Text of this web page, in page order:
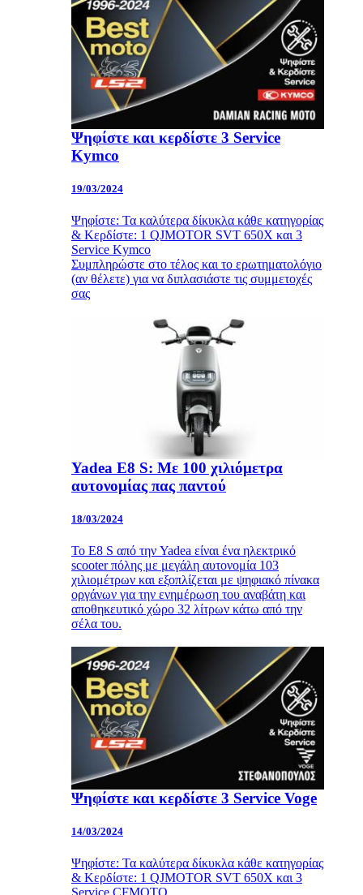
Ψηφίστε και κερδίστε 3 Service
Kymco
19/03/2024
Ψηφίστε: Τα καλύτερα δίκυκλα κάθε κατηγορίας
& Κερδίστε: 1 QJMOTOR SVT 650X και 3
Service Kymco
Συμπληρώστε στο τέλος και το ερωτηματολόγιο
(αν θέλετε) για να διπλασιάστε τις συμμετοχές
σας
Yadea E8 S: Με 100 χιλιόμετρα
αυτονομίας πας παντού
18/03/2024
Το E8 S από την Yadea είναι ένα ηλεκτρικό
scooter πόλης με μεγάλη αυτονομία 103
χιλιομέτρων και εξοπλίζεται με ψηφιακό πίνακα
οργάνων για την ενημέρωση του αναβάτη και
αποθηκευτικό χώρο 32 λίτρων κάτω από την
σέλα του.
Ψηφίστε και κερδίστε 3 Service Voge
14/03/2024
Ψηφίστε: Τα καλύτερα δίκυκλα κάθε κατηγορίας
& Κερδίστε: 1 QJMOTOR SVT 650X και 3